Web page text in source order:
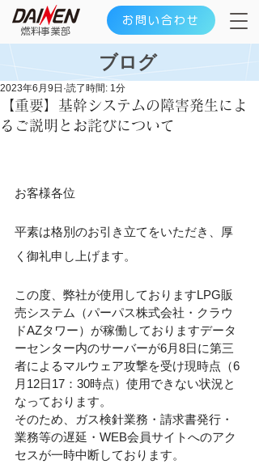
お問い合わせ
​燃料事業部
ブログ
【重要】基幹システムの障害発生によ
るご説明とお詫びについて
2023年6月9日 読了時間: 1分
お客様各位
平素は格別のお引き立てをいただき、厚
く御礼申し上げます。
この度、弊社が使用しておりますLPG販
売システム（パーパス株式会社・クラウ
ドAZタワー）が稼働しておりますデータ
ーセンター内のサーバーが6月8日に第三
者によるマルウェア攻撃を受け現時点（6
月12日17：30時点）使用できない状況と
なっております。
そのため、ガス検針業務・請求書発行・
業務等の遅延・WEB会員サイトへのアク
セスが一時中断しております。